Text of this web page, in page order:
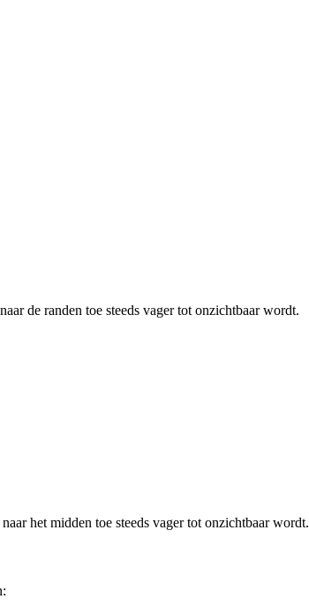
de randen toe steeds vager tot onzichtbaar wordt.
het midden toe steeds vager tot onzichtbaar wordt.